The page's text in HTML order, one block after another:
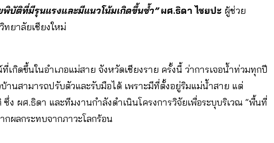
บัติที่มีรุนแรงและมีแนวโน้มเกิดขึ้นซ้ำ” ผศ.ธิดา ไชยปะ ผู้ช่วย
ยาลัยเชียงใหม่
กิดขึ้นในอำเภอแม่สาย จังหวัดเชียงราย ครั้งนี้ ว่าการเจอน้ำท่วมทุกปี
านสามารถปรับตัวและรับมือได้ เพราะมีที่ตั้งอยู่ริมแม่น้ำสาย แต่
ง ผศ.ธิดา และทีมงานกำลังดำเนินโครงการวิจัยเพื่อระบุบริเวณ “พื้นที่
กผลกระทบจากภาวะโลกร้อน